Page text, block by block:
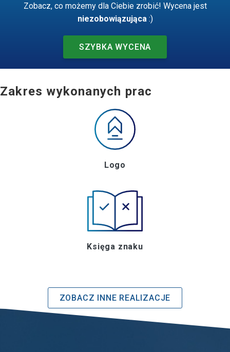
Zobacz, co możemy dla Ciebie zrobić! Wycena jest
niezobowiązująca:)
SZYBKA WYCENA
Zakres wykonanych prac
Logo
Księga znaku
ZOBACZ INNE REALIZACJE